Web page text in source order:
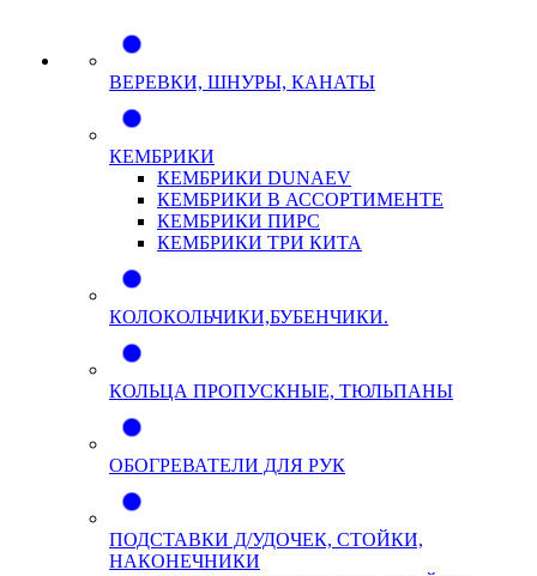
ВЕРЕВКИ, ШНУРЫ, КАНАТЫ
КЕМБРИКИ
КЕМБРИКИ DUNAEV
КЕМБРИКИ В АССОРТИМЕНТЕ
КЕМБРИКИ ПИРС
КЕМБРИКИ ТРИ КИТА
КОЛОКОЛЬЧИКИ,БУБЕНЧИКИ.
КОЛЬЦА ПРОПУСКНЫЕ, ТЮЛЬПАНЫ
ОБОГРЕВАТЕЛИ ДЛЯ РУК
ПОДСТАВКИ Д/УДОЧЕК, СТОЙКИ,
НАКОНЕЧНИКИ